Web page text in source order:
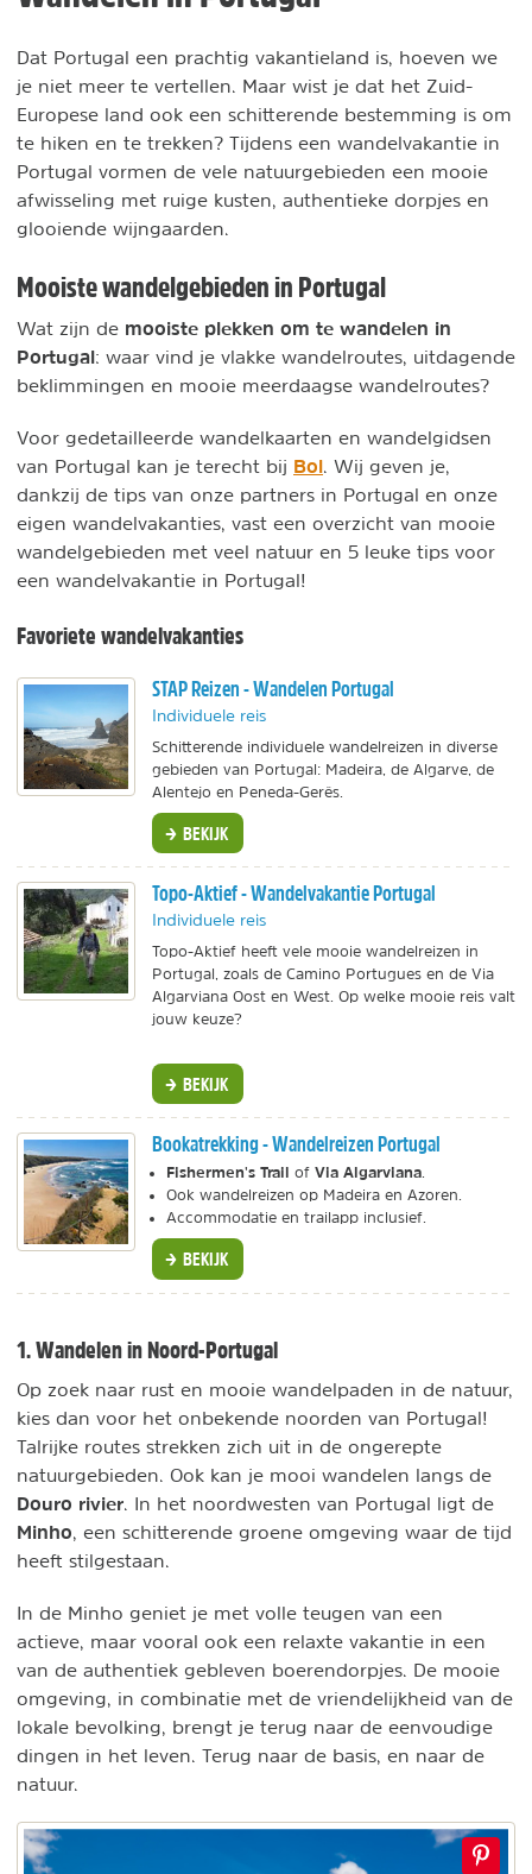
Dat Portugal een prachtig vakantieland is, hoeven we
je niet meer te vertellen. Maar wist je dat het Zuid-
Europese land ook een schitterende bestemming is om
te hiken en te trekken? Tijdens een wandelvakantie in
Portugal vormen de vele natuurgebieden een mooie
afwisseling met ruige kusten, authentieke dorpjes en
glooiende wijngaarden.
Mooiste wandelgebieden in Portugal
Wat zijn de mooiste plekken om te wandelen in
Portugal: waar vind je vlakke wandelroutes, uitdagende
beklimmingen en mooie meerdaagse wandelroutes?
Voor gedetailleerde wandelkaarten en wandelgidsen
van Portugal kan je terecht bij Bol . Wij geven je,
dankzij de tips van onze partners in Portugal en onze
eigen wandelvakanties, vast een overzicht van mooie
wandelgebieden met veel natuur en 5 leuke tips voor
een wandelvakantie in Portugal!
Favoriete wandelvakanties
STAP Reizen - Wandelen Portugal
Individuele reis
Schitterende individuele wandelreizen in diverse
gebieden van Portugal: Madeira, de Algarve, de
Alentejo en Peneda-Gerês.
BEKIJK
Topo-Aktief - Wandelvakantie Portugal
Individuele reis
Topo-Aktief heeft vele mooie wandelreizen in
Portugal, zoals de Camino Portugues en de Via
Algarviana Oost en West. Op welke mooie reis valt
jouw keuze?
BEKIJK
Bookatrekking - Wandelreizen Portugal
Fishermen's Trail of Via Algarviana
Ook wandelreizen op Madeira en Azoren.
Accommodatie en trailapp inclusief.
BEKIJK
1. Wandelen in Noord-Portugal
Op zoek naar rust en mooie wandelpaden in de natuur,
kies dan voor het onbekende noorden van Portugal!
Talrijke routes strekken zich uit in de ongerepte
natuurgebieden. Ook kan je mooi wandelen langs de
Douro rivier . In het noordwesten van Portugal ligt de
Minho , een schitterende groene omgeving waar de tijd
heeft stilgestaan.
In de Minho geniet je met volle teugen van een
actieve, maar vooral ook een relaxte vakantie in een
van de authentiek gebleven boerendorpjes. De mooie
omgeving, in combinatie met de vriendelijkheid van de
lokale bevolking, brengt je terug naar de eenvoudige
dingen in het leven. Terug naar de basis, en naar de
natuur.